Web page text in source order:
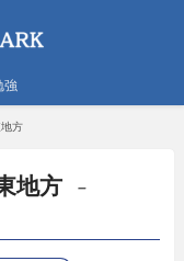
強
方
地方
–